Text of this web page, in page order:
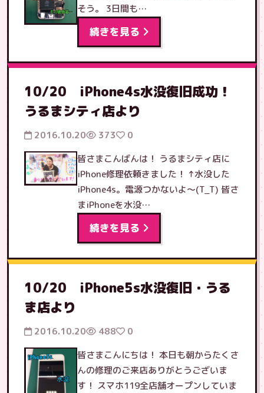
そう。 3日間も…
続きを見る
10/20 iPhone4s水没復旧成功！
うるまシティ店より
2016.10.20 373
0
皆さまこんばんは！ うるまシティ店に
iPhone修理依頼きました！ ↑水没した
iPhone4s。電源つかないよ〜(T_T) 皆さ
まiPhoneを水没…
続きを見る
10/20 iPhone5s水没復旧・うる
ま店より
2016.10.20 488
0
皆さまこんにちは！ 本日も朝からたくさ
んの修理のご来店ありがとうございま
す！ スマホ119全店舗オープンしていま